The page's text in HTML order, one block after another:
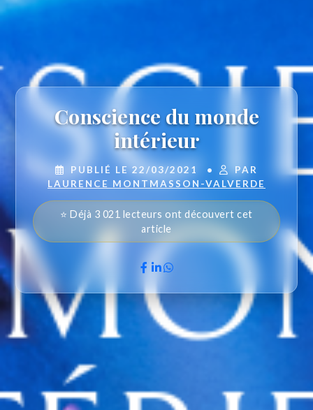
Conscience du monde
intérieur
PUBLIÉ LE 22/03/2021 •
PAR
LAURENCE MONTMASSON-VALVERDE
⭐ Déjà 3 021 lecteurs ont découvert cet
article